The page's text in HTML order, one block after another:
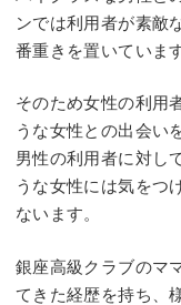
ンでは利用者が素敵
番重きを置いています
そのため女性の利用
うな女性との出会い
男性の利用者に対し
うな女性には気をつ
ないます。
銀座高級クラブのマ
てきた経歴を持ち、